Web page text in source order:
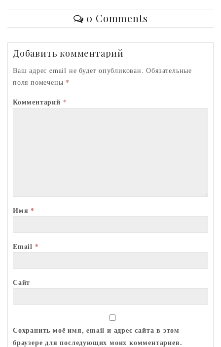
o
kl
as
sn
ik
i
o
o
k
er A
p
p
l
0 Comments
Добавить комментарий
Ваш адрес email не будет опубликован. Обязательные
поля помечены *
Комментарий *
Имя *
Email *
Сайт
Сохранить моё имя, email и адрес сайта в этом
браузере для последующих моих комментариев.